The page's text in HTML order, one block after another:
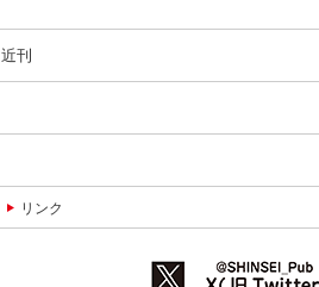
近刊
リンク